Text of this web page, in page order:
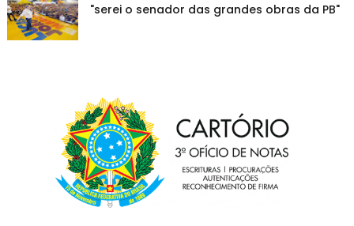
"serei o senador das grandes obras da PB"